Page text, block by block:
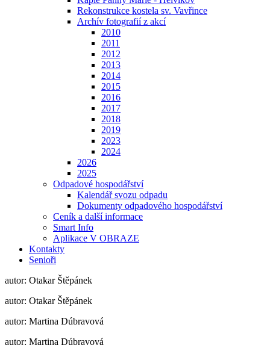
Rekonstrukce kostela sv. Vavřince
Archív fotografií z akcí
2010
2011
2012
2013
2014
2015
2016
2017
2018
2019
2023
2024
2026
2025
Odpadové hospodářství
Kalendář svozu odpadu
Dokumenty odpadového hospodářství
Ceník a další informace
Smart Info
Aplikace V OBRAZE
Kontakty
Senioři
autor: Otakar Štěpánek
autor: Otakar Štěpánek
autor: Martina Dúbravová
autor: Martina Dúbravová